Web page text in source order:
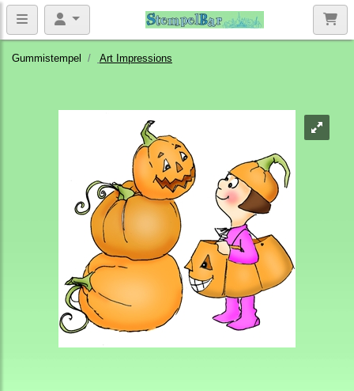
Gummistempel Art Impressions